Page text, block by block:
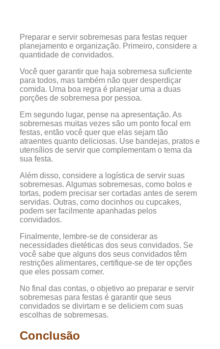
Preparar e servir sobremesas para festas requer
planejamento e organização. Primeiro, considere a
quantidade de convidados.
Você quer garantir que haja sobremesa suficiente
para todos, mas também não quer desperdiçar
comida. Uma boa regra é planejar uma a duas
porções de sobremesa por pessoa.
Em segundo lugar, pense na apresentação. As
sobremesas muitas vezes são um ponto focal em
festas, então você quer que elas sejam tão
atraentes quanto deliciosas. Use bandejas, pratos e
utensílios de servir que complementam o tema da
sua festa.
Além disso, considere a logística de servir suas
sobremesas. Algumas sobremesas, como bolos e
tortas, podem precisar ser cortadas antes de serem
servidas. Outras, como docinhos ou cupcakes,
podem ser facilmente apanhadas pelos
convidados.
Finalmente, lembre-se de considerar as
necessidades dietéticas dos seus convidados. Se
você sabe que alguns dos seus convidados têm
restrições alimentares, certifique-se de ter opções
que eles possam comer.
No final das contas, o objetivo ao preparar e servir
sobremesas para festas é garantir que seus
convidados se divirtam e se deliciem com suas
escolhas de sobremesas.
Conclusão